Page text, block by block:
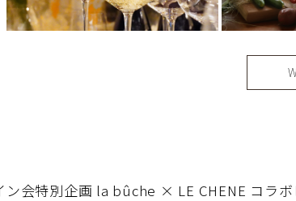
ン会特別企画 la bûche × LE CHENE コラ